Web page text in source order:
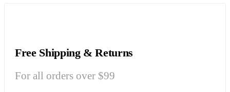
Free Shipping & Returns
For all orders over $99